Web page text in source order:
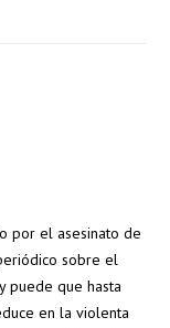
por el asesinato de
sobre el
puede que hasta
en la violenta